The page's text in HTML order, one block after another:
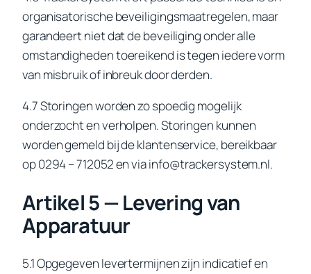
organisatorische beveiligingsmaatregelen, maar
garandeert niet dat de beveiliging onder alle
omstandigheden toereikend is tegen iedere vorm
van misbruik of inbreuk door derden.
4.7 Storingen worden zo spoedig mogelijk
onderzocht en verholpen. Storingen kunnen
worden gemeld bij de klantenservice, bereikbaar
op 0294 – 712052 en via info@trackersystem.nl.
Artikel 5 — Levering van
Apparatuur
5.1 Opgegeven levertermijnen zijn indicatief en